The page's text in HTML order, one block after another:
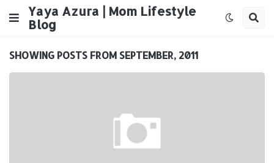
Yaya Azura | Mom Lifestyle
Blog
SHOWING POSTS FROM SEPTEMBER, 2011